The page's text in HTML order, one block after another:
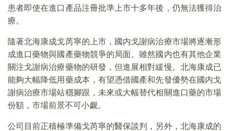
患者即使在進口產品注冊批準上市十多年後，仍無法獲得治
療。
隨著北海康成戈芮寧的上市，國内戈謝病治療市場將逐漸形
成進口藥物與國產藥物競爭的局面。雖然國内也有其他企業
關注戈謝病治療藥物的研發，但進展相對緩慢。北海康成已
能夠大幅降低用藥成本，有望憑借國產和先發優勢在國内戈
謝病治療市場站穩腳跟，未來或大幅替代相關進口藥的市場
份額，市場前景不可小觑。
公司目前正積極準備戈芮寧的醫保談判，另外，北海康成的